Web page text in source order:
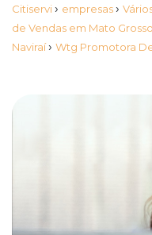
Citiservi › empresas ›
de Vendas em Mato
Naviraí› Wtg Promotora